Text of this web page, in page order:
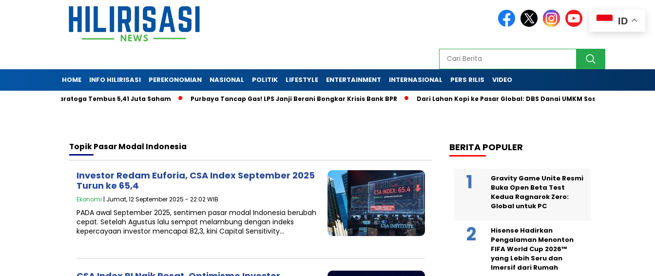
HOME INFO HILIRISASI PEREKONOMIAN NASIONAL POLITIK LIFESTYLE ENTERTAINMENT INTERNASIONAL PERS RILIS VIDEO
di Saratoga Tembus 5,41 Juta Saham Purbaya Tancap Gas! LPS Janji Berani Bongkar Krisis Bank BPR Dari Lahan Kopi ke Pasar Global: DBS Danai UMKM Sosial Lewat Skema
TopikPasar Modal Indonesia
Investor Redam Euforia, CSA Index September 2025
Turun ke 65,4
Ekonomi | Jumat, 12 September 2025 - 22:02 WIB
PADA awal September 2025, sentimen pasar modal Indonesia berubah
cepat. Setelah Agustus lalu sempat melambung dengan indeks
kepercayaan investor mencapai 82,3, kini Capital Sensitivity…
BERITA POPULER
Gravity Game Unite Resmi
Buka Open Beta Test
Kedua Ragnarok Zero:
Global untuk PC
Hisense Hadirkan
Pengalaman Menonton
FIFA World Cup 2026™
yang Lebih Seru dan
Imersif dari Rumah
ID